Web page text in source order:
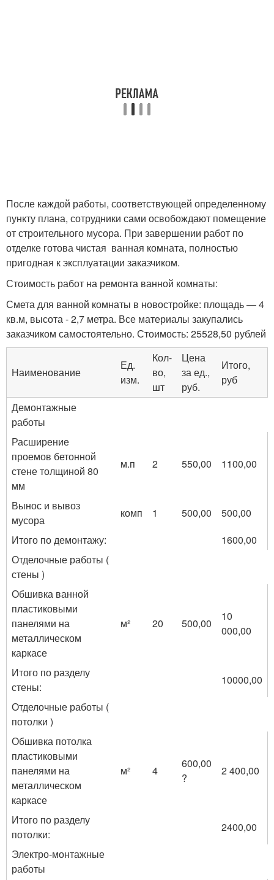
После каждой работы, соответствующей определенному
пункту плана, сотрудники сами освобождают помещение
от строительного мусора. При завершении работ по
отделке готова чистая ванная комната, полностью
пригодная к эксплуатации заказчиком.
Стоимость работ на ремонта ванной комнаты:
Смета для ванной комнаты в новостройке: площадь — 4
кв.м, высота - 2,7 метра. Все материалы закупались
заказчиком самостоятельно. Стоимость: 25528,50 рублей
Наименование
Ед.
изм.
Кол-
во,
шт
Цена
за ед.,
руб.
Итого,
руб
Демонтажные
работы
Расширение
проемов бетонной
стене толщиной 80
мм
м.п 2 550,00 1100,00
Вынос и вывоз
мусора
комп 1 500,00
500,00
Итого по демонтажу:
1600,00
Отделочные работы (
стены )
Обшивка ванной
пластиковыми
панелями на
металлическом
каркасе
м² 20 500,00
10
000,00
Итого по разделу
стены:
10000,00
Отделочные работы (
потолки )
Обшивка потолка
пластиковыми
панелями на
металлическом
каркасе
м² 4
600,00
?
2 400,00
Итого по разделу
потолки:
2400,00
Электро-монтажные
работы